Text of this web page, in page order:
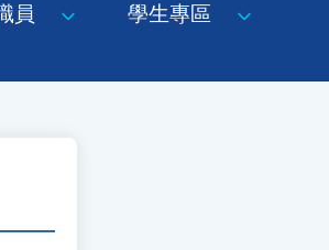
員
學生專區